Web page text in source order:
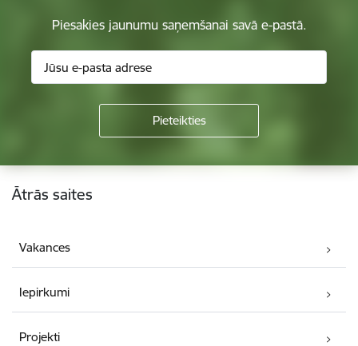
Piesakies jaunumu saņemšanai savā e-pastā.
Kājene
Ātrās saites
Vakances
Iepirkumi
Projekti